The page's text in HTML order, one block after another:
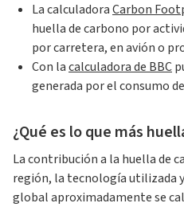
La calculadoraCarbon
huella de carbono por
por carretera, en avión o
Con lacalculadora de BBC
generada por el consumo
¿Qué es lo que más
La contribución a la huella de
región, la tecnología utilizada
global aproximadamente se